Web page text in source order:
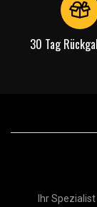
30 Tag
Ihr